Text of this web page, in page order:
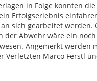
in Folge konnten die
Erfolgserlebnis
sich gearbeitet werden.
der Abwehr wäre ein
Angemerkt werden
Verletzten Marco Ferstl